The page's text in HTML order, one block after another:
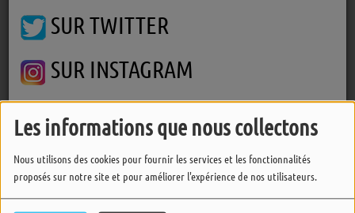
Les informations que nous collectons
Nous utilisons des cookies pour fournir les services et les fonctionnalités
proposés sur notre site et pour améliorer l'expérience de nos utilisateurs.
Podcasts Graine de Cristal
Apatite
SUR TWITTER
SUR INSTAGRAM
FERMER